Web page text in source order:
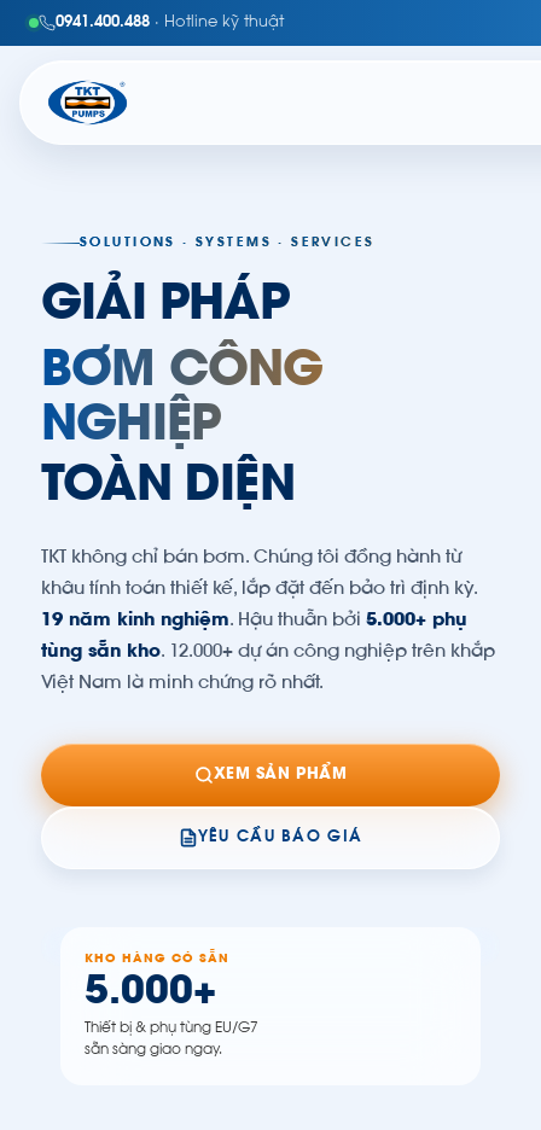
0941.400.488 · Hotline kỹ thuật
TKT
SOLUTIONS · SYSTEMS · SERVICES
GIẢI PHÁP
BƠM CÔNG
NGHIỆP
TOÀN DIỆN
TKT không chỉ bán bơm. Chúng tôi đồng hành từ
khâu tính toán thiết kế, lắp đặt đến bảo trì định kỳ.
19 năm kinh nghiệm. Hậu thuẫn bởi 5.000+ phụ
tùng sẵn kho. 12.000+ dự án công nghiệp trên khắp
Việt Nam là minh chứng rõ nhất.
XEM SẢN PHẨM
YÊU CẦU BÁO GIÁ
KHO HÀNG CÓ SẴN
5.000+
Thiết bị & phụ tùng EU/G7
sẵn sàng giao ngay.